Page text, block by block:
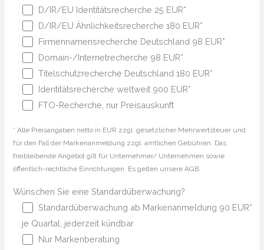
D/IR/EU Identitätsrecherche 25 EUR*
D/IR/EU Ähnlichkeitsrecherche 180 EUR*
Firmennamensrecherche Deutschland 98 EUR*
Domain-/Internetrecherche 98 EUR*
Titelschutzrecherche Deutschland 180 EUR*
Identitätsrecherche weltweit 900 EUR*
FTO-Recherche, nur Preisauskunft
* Alle Preisangaben netto in EUR zzgl. gesetzlicher Mehrwertsteuer und
für den Fall der Markenanmeldung zzgl. amtlichen Gebühren. Das
freibleibende Angebot gilt für Unternehmer/ Unternehmen sowie
öffentlich-rechtliche Einrichtungen. Es gelten unsere AGB.
Wünschen Sie eine Standardüberwachung?
Standardüberwachung ab Markenanmeldung 90 EUR*
je Quartal, jederzeit kündbar
Nur Markenberatung